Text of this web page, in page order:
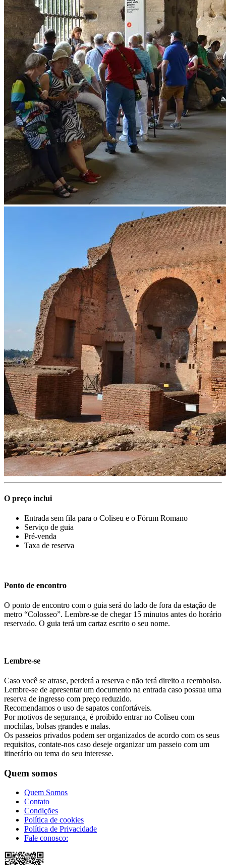
O preço inclui
Entrada sem fila para o Coliseu e o Fórum Romano
Serviço de guia
Pré-venda
Taxa de reserva
Ponto de encontro
O ponto de encontro com o guia será do lado de fora da estação de
metro “Colosseo”. Lembre-se de chegar 15 minutos antes do horário
reservado. O guia terá um cartaz escrito o seu nome.
Lembre-se
Caso você se atrase, perderá a reserva e não terá direito a reembolso.
Lembre-se de apresentar um documento na entrada caso possua uma
reserva de ingresso com preço reduzido.
Recomendamos o uso de sapatos confortáveis.
Por motivos de segurança, é proibido entrar no Coliseu com
mochilas, bolsas grandes e malas.
Os passeios privados podem ser organizados de acordo com os seus
requisitos, contate-nos caso deseje organizar um passeio com um
itinerário ou tema do seu interesse.
Quem somos
Quem Somos
Contato
Condições
Política de cookies
Política de Privacidade
Fale conosco: